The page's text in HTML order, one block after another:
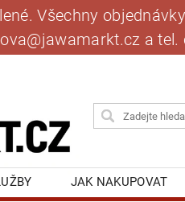
Všechny
a
JAK NAKUPOVAT